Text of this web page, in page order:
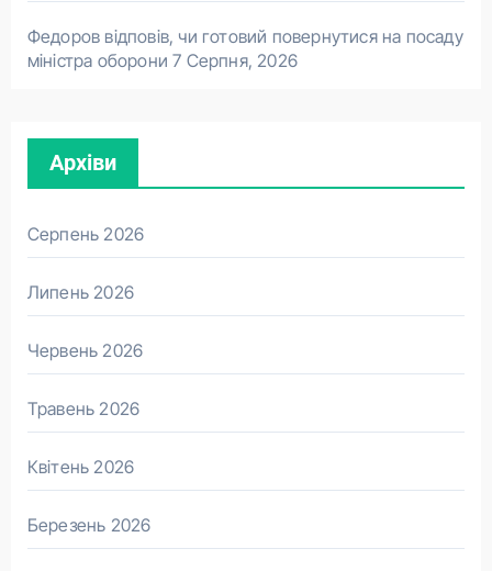
Федоров відповів, чи готовий повернутися на посаду
міністра оборони 7 Серпня, 2026
Архіви
Серпень 2026
Липень 2026
Червень 2026
Травень 2026
Квітень 2026
Березень 2026